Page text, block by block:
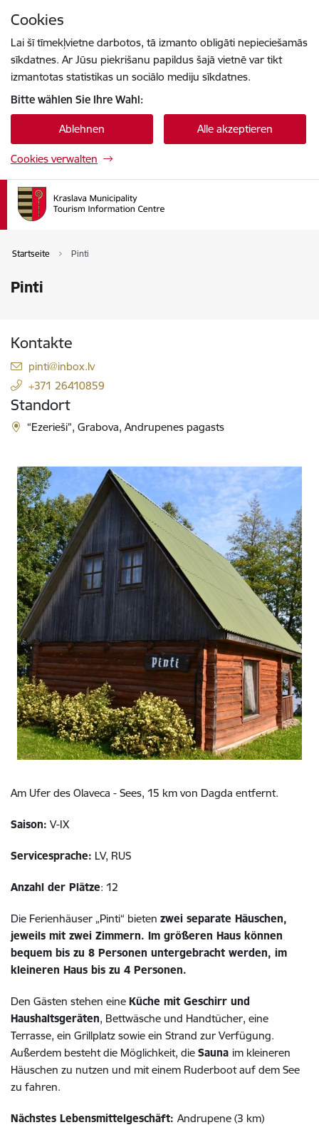
Cookies
Lai šī tīmekļvietne darbotos, tā izmanto obligāti nepieciešamās
sīkdatnes. Ar Jūsu piekrišanu papildus šajā vietnē var tikt
izmantotas statistikas un sociālo mediju sīkdatnes.
Bitte wählen Sie Ihre Wahl:
Ablehnen Alle akzeptieren
Cookies verwalten
Startseite Pinti
Pinti
Kontakte
E-Mail:
pinti@inbox.lv
+371 26410859
Standort
“Ezerieši”, Grabova, Andrupenes pagasts
Am Ufer des Olaveca - Sees, 15 km von Dagda entfernt.
Saison: V-IX
Servicesprache: LV, RUS
Anzahl der Plätze: 12
Die Ferienhäuser „Pinti“ bieten zwei separate Häuschen,
jeweils mit zwei Zimmern. Im größeren Haus können
bequem bis zu 8 Personen untergebracht werden, im
kleineren Haus bis zu 4 Personen.
Den Gästen stehen eine Küche mit Geschirr und
Haushaltsgeräten, Bettwäsche und Handtücher, eine
Terrasse, ein Grillplatz sowie ein Strand zur Verfügung.
Außerdem besteht die Möglichkeit, die Sauna im kleineren
Häuschen zu nutzen und mit einem Ruderboot auf dem See
zu fahren.
Nächstes Lebensmittelgeschäft: Andrupene (3 km)